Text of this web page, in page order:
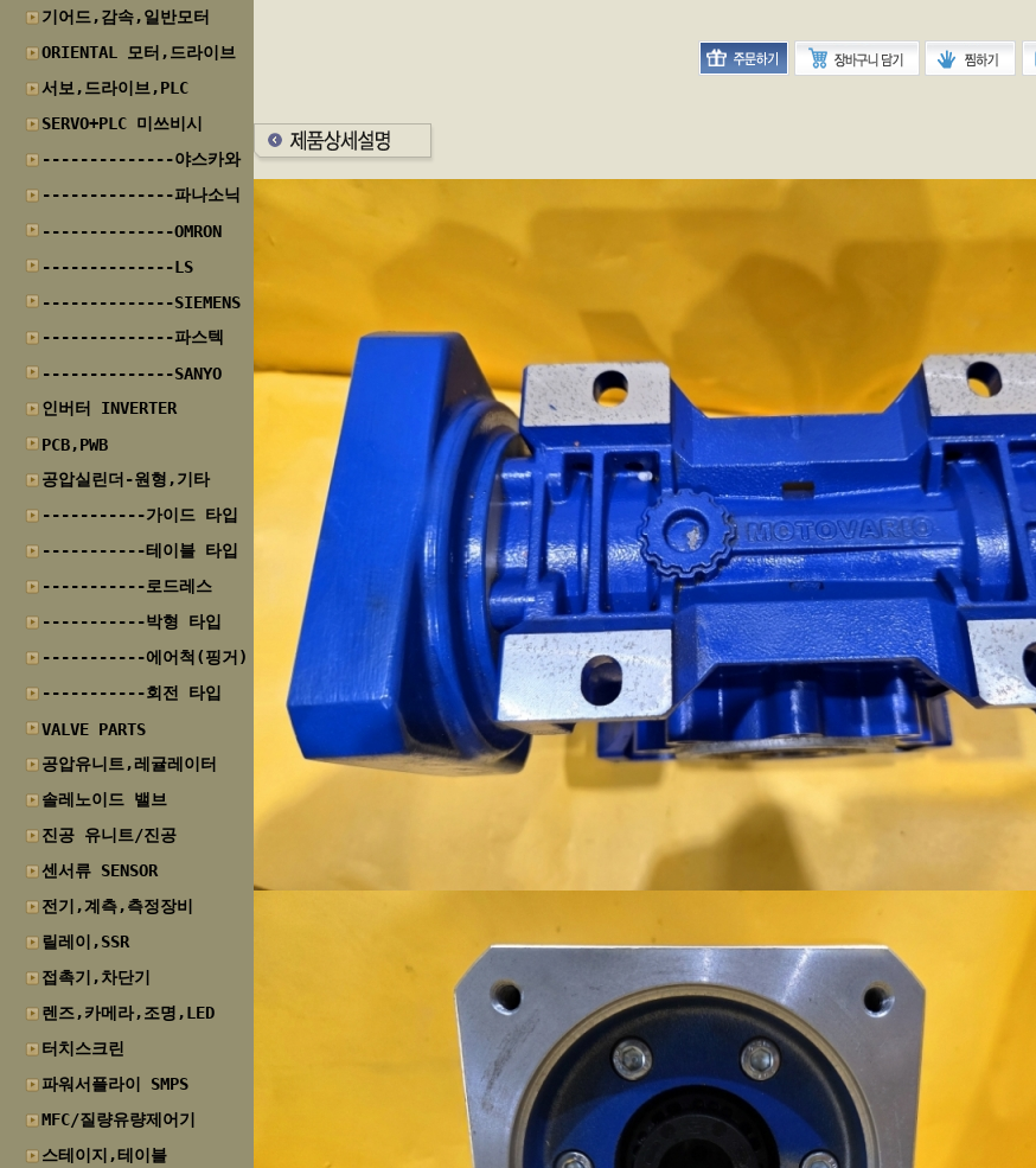
기어드,감속,일반모터
ORIENTAL 모터,드라이브
서보,드라이브,PLC
SERVO+PLC 미쓰비시
--------------야스카와
--------------파나소닉
--------------OMRON
--------------LS
--------------SIEMENS
--------------파스텍
--------------SANYO
인버터 INVERTER
PCB,PWB
공압실린더-원형,기타
-----------가이드 타입
-----------테이블 타입
-----------로드레스
-----------박형 타입
-----------에어척(핑거)
-----------회전 타입
VALVE PARTS
공압유니트,레귤레이터
솔레노이드 밸브
진공 유니트/진공
센서류 SENSOR
전기,계측,측정장비
릴레이,SSR
접촉기,차단기
렌즈,카메라,조명,LED
터치스크린
파워서플라이 SMPS
MFC/질량유량제어기
스테이지,테이블